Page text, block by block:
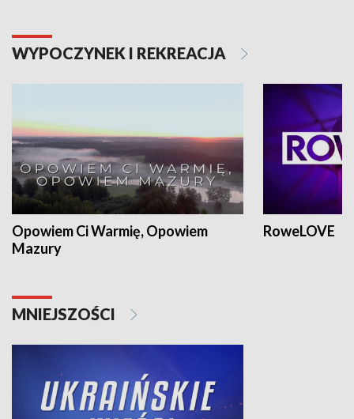
WYPOCZYNEK I REKREACJA
Opowiem Ci Warmię, Opowiem
Mazury
RoweLOVE
MNIEJSZOŚCI